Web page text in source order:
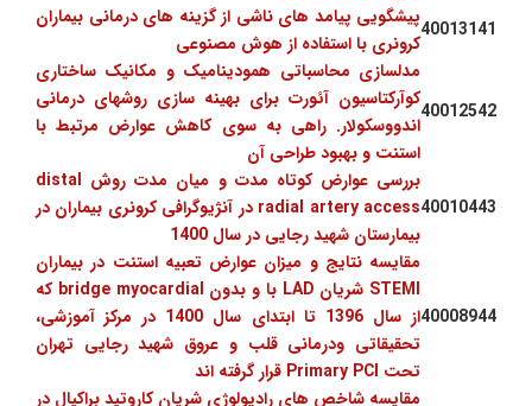
41
400131پیشگویی پیامد های ناشی از گزینه های درمانی بیماران
کرونری با استفاده از هوش مصنوعی
42
400125
مدلسازی محاسباتی همودینامیک و مکانیک ساختاری
کوآرکتاسیون آئورت برای بهینه سازی روشهای درمانی
اندووسکولار. راهی به سوی کاهش عوارض مرتبط با
استنت و بهبود طراحی آن
43
400104
بررسی عوارض کوتاه مدت و میان مدت روش distal
radial artery access در آنژیوگرافی کرونری بیماران در
بیمارستان شهید رجایی در سال 1400
44
400089
مقایسه نتایج و میزان عوارض تعبیه استنت در بیماران
STEMI شریان LAD با و بدون bridge myocardial که
از سال 1396 تا ابتدای سال 1400 در مرکز آموزشی،
تحقیقاتی ودرمانی قلب و عروق شهید رجایی تهران
تحت Primary PCI قرار گرفته اند
مقایسه شاخص های رادیولوژی شریان کاروتید براکیال در